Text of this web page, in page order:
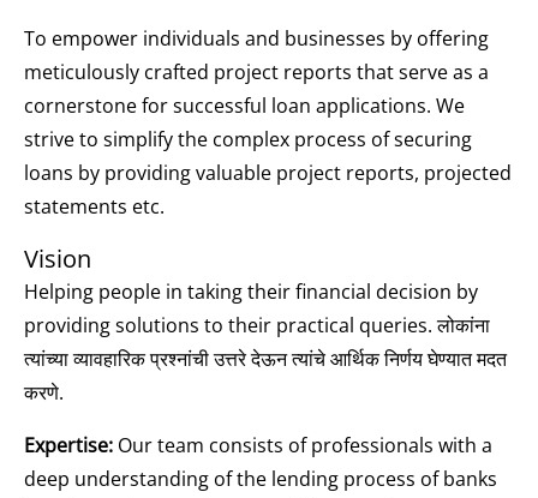
To empower individuals and businesses by offering
meticulously crafted project reports that serve as a
cornerstone for successful loan applications. We
strive to simplify the complex process of securing
loans by providing valuable project reports, projected
statements etc.
Vision
Helping people in taking their financial decision by
providing solutions to their practical queries. लोकांना
त्यांच्या व्यावहारिक प्रश्नांची उत्तरे देऊन त्यांचे आर्थिक निर्णय घेण्यात मदत
करणे.
Expertise: Our team consists of professionals with a
deep understanding of the lending process of banks